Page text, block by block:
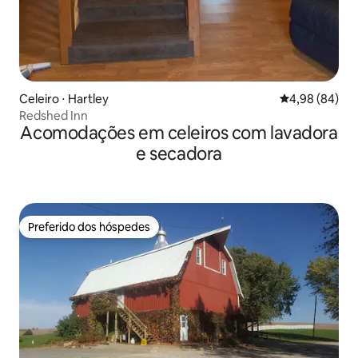
Celeiro ⋅ Hartley 4,98 de uma
4,98 (84)
Redshed Inn
Acomodações em celeiros com lavadora
e secadora
Preferido dos hóspedes
Preferido dos hóspedes